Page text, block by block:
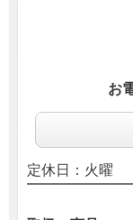
お
定休日：火曜